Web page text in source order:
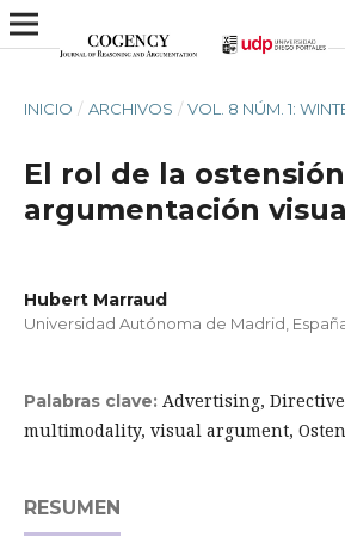
INICIO / ARCHIVOS / VOL. 8 NÚM. 1:
El rol de la
argumentación
Hubert Marraud
Universidad Autónoma de Madrid,
Palabras clave: Advertising,
multimodality, visual argument,
RESUMEN